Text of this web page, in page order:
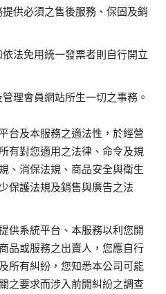
供必須之售後服務、保固及銷
法免用統一發票者則自行開立
理會員網站所生一切之事務。
台及本服務之適法性，於經營
有對您適用之法律、命令及規
、消保法規、商品安全與衛生
保護法規及銷售與廣告之法
供系統平台、本服務以利您開
品或服務之出賣人，您應自行
所有糾紛，您知悉本公司可能
之要求而涉入前開糾紛之調查